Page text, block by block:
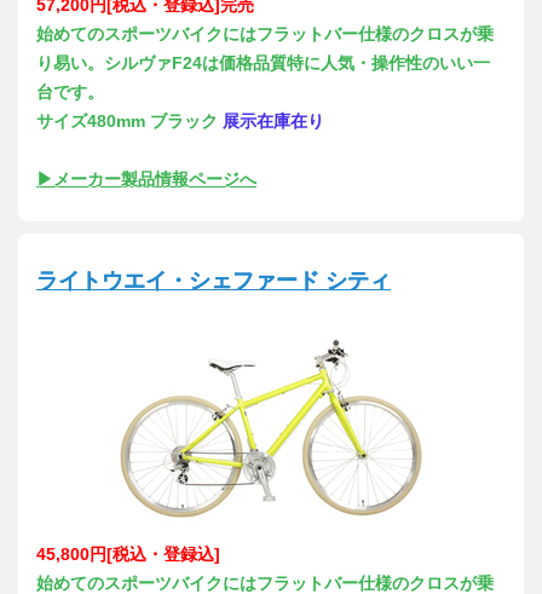
57,200円[税込・登録込]完売
始めてのスポーツバイクにはフラットバー仕様のクロスが乗
り易い。シルヴァF24は価格品質特に人気・操作性のいい一
台です。
サイズ480mm ブラック 展示在庫在り
▶メーカー製品情報ページへ
ライトウエイ・シェファード シティ
45,800円[税込・登録込]
始めてのスポーツバイクにはフラットバー仕様のクロスが乗